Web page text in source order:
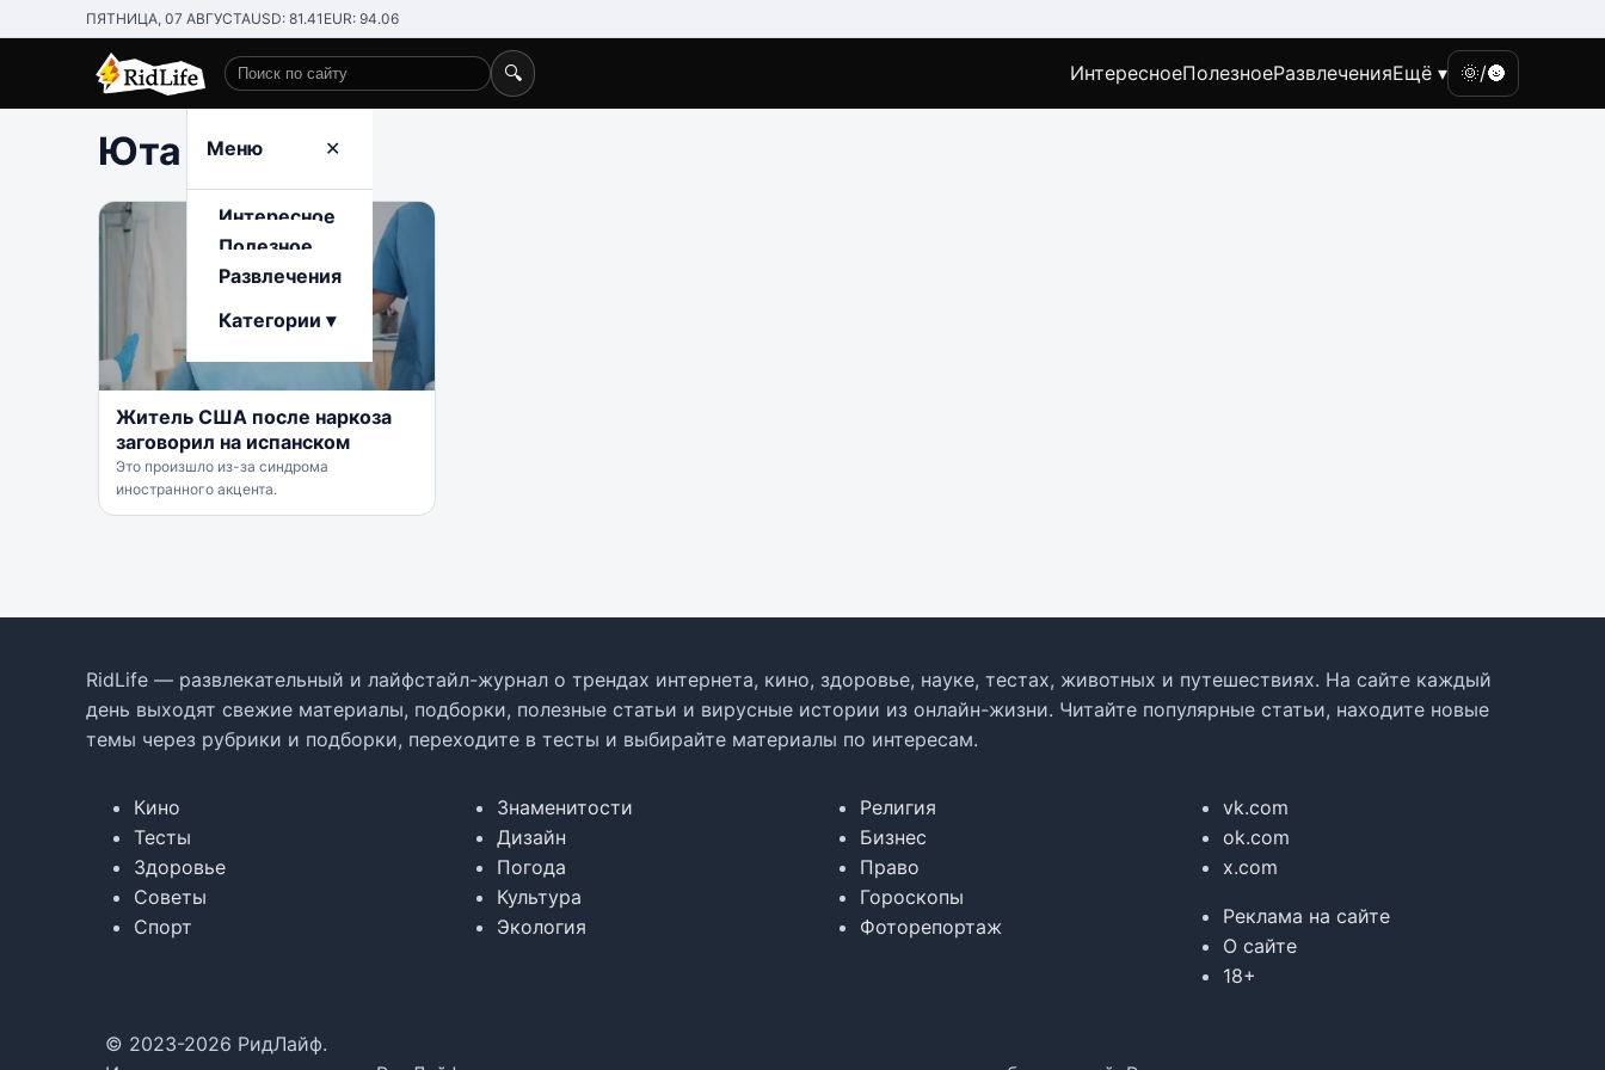
ПЯТНИЦА, 07 АВГУСТАUSD: 81.41 EUR: 94.06
Поиск по сайту
🔍 ИнтересноеПолезноеРазвлеченияЕщё ▾ 🌞/🌚
Меню ✕
Интересное
Полезное
Развлечения
Категории ▾
Юта
Житель США после наркоза
заговорил на испанском
Это произшло из-за синдрома
иностранного акцента.
RidLife — развлекательный и лайфстайл-журнал о трендах интернета, кино, здоровье, науке, тестах, животных и путешествиях. На сайте каждый
день выходят свежие материалы, подборки, полезные статьи и вирусные истории из онлайн-жизни. Читайте популярные статьи, находите новые
темы через рубрики и подборки, переходите в тесты и выбирайте материалы по интересам.
Кино
Тесты
Здоровье
Советы
Спорт
Знаменитости
Дизайн
Погода
Культура
Экология
Религия
Бизнес
Право
Гороскопы
Фоторепортаж
vk.com
ok.com
x.com
Реклама на сайте
О сайте
18+
© 2023-2026 РидЛайф.